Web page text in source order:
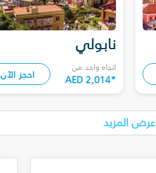
نابولي
اتجاه واحد من
AED 2,014* احجز الآن
عرض المزيد